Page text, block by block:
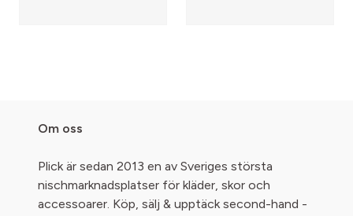
Om oss
Plick är sedan 2013 en av Sveriges största
nischmarknadsplatser för kläder, skor och
accessoarer. Köp, sälj & upptäck second-hand -